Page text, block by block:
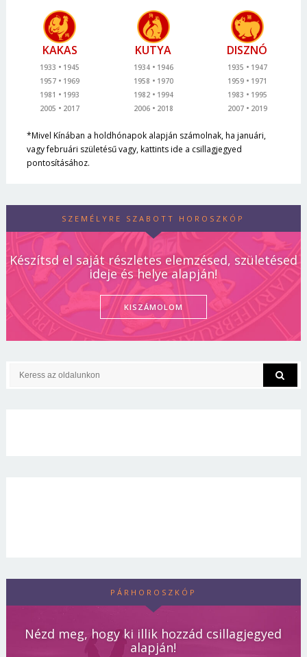
KAKAS
1933
1945
1957
1969
1981
1993
2005
2017
KUTYA
1934
1946
1958
1970
1982
1994
2006
2018
DISZNÓ
1935
1947
1959
1971
1983
1995
2007
2019
*Mivel Kínában a holdhónapok alapján számolnak, ha januári,
vagy februári születésű vagy, kattints ide a csillagjegyed
pontosításához.
SZEMÉLYRE SZABOTT HOROSZKÓP
Készítsd el saját részletes elemzésed, születésed
ideje és helye alapján!
KISZÁMOLOM
PÁRHOROSZKÓP
Nézd meg, hogy ki illik hozzád csillagjegyed
alapján!